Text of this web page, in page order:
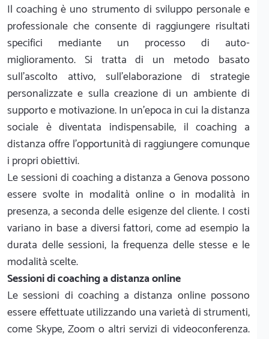
Il coaching è uno strumento di sviluppo personale e
professionale che consente di raggiungere risultati
specifici mediante un processo di auto-
miglioramento. Si tratta di un metodo basato
sull’ascolto attivo, sull’elaborazione di strategie
personalizzate e sulla creazione di un ambiente di
supporto e motivazione. In un’epoca in cui la distanza
sociale è diventata indispensabile, il coaching a
distanza offre l’opportunità di raggiungere comunque
i propri obiettivi.
Le sessioni di coaching a distanza a Genova possono
essere svolte in modalità online o in modalità in
presenza, a seconda delle esigenze del cliente. I costi
variano in base a diversi fattori, come ad esempio la
durata delle sessioni, la frequenza delle stesse e le
modalità scelte.
Sessioni di coaching a distanza online
Le sessioni di coaching a distanza online possono
essere effettuate utilizzando una varietà di strumenti,
come Skype, Zoom o altri servizi di videoconferenza.